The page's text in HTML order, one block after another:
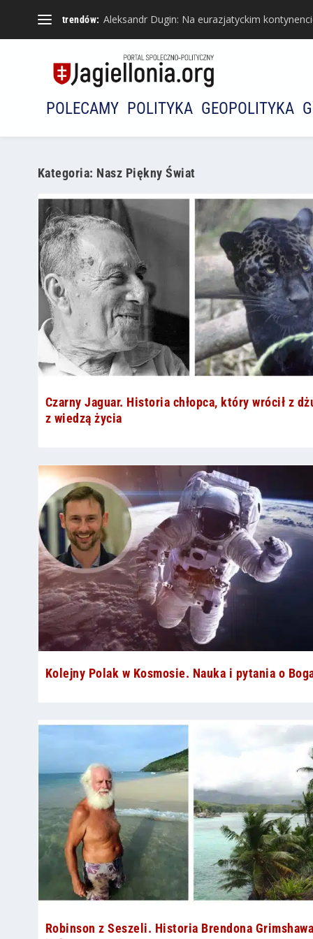
trendów: Aleksandr Dugin: Na eurazjatyckim
POLECAMY POLITYKA GEOPOLITYKA
Kategoria: Nasz Piękny Świat
Czarny Jaguar. Historia chłopca, który wrócił z
z wiedzą życia
Kolejny Polak w Kosmosie. Nauka i pytania o
Robinson z Seszeli. Historia Brendona